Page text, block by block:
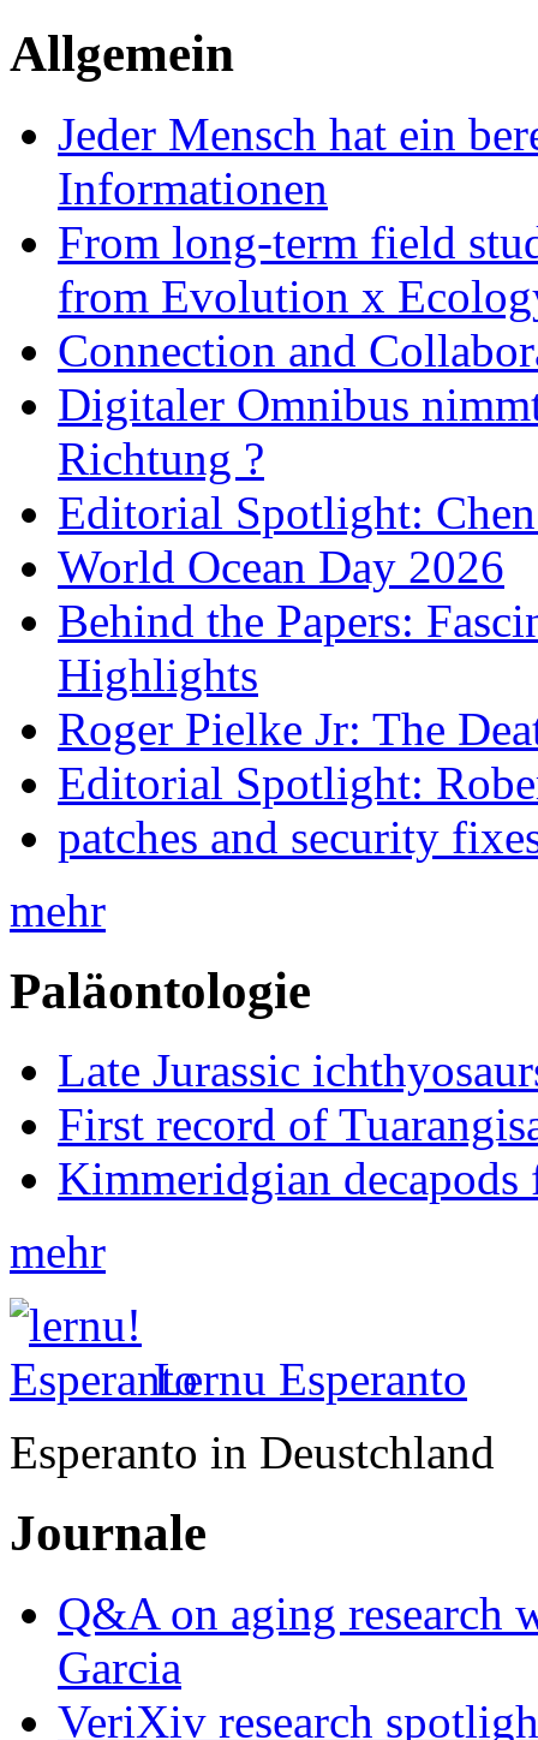
Allgemein
Jeder Mensch hat ein
Informationen
From long-term field
from Evolution x
Connection and
Digitaler Omnibus
Richtung ?
Editorial Spotlight:
World Ocean Day 2026
Behind the Papers:
Highlights
Roger Pielke Jr: The
Editorial Spotlight:
patches and security
mehr
Paläontologie
Late Jurassic
First record of
Kimmeridgian
mehr
Lernu Esperanto
Esperanto in Deustchland
Journale
Q&A on aging research
Garcia
VeriXiv research